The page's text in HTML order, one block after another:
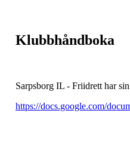
Klubbhåndboka
Sarpsborg IL - Friidrett har
https://docs.google.com/